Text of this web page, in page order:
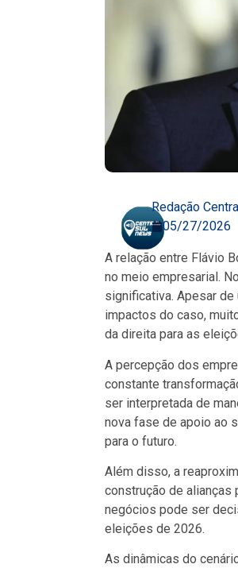
Redação
05/27/2026
A relação entre Flávio
no meio empresarial.
significativa. Apesar
impactos do caso,
da direita para as
A percepção dos
constante
ser interpretada de
nova fase de apoio ao
para o futuro.
Além disso, a
construção de
negócios pode ser
eleições de 2026.
As dinâmicas do